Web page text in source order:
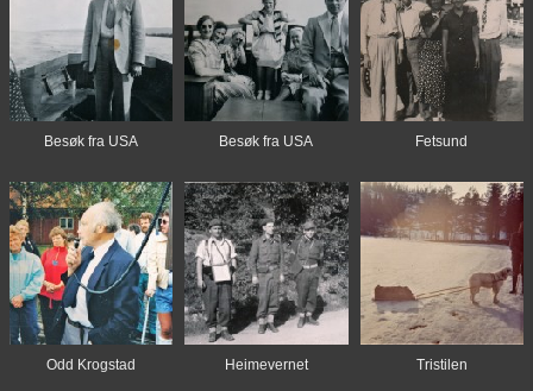
Besøk fra USA Besøk fra USA Fetsund
Odd Krogstad Heimevernet Tristilen